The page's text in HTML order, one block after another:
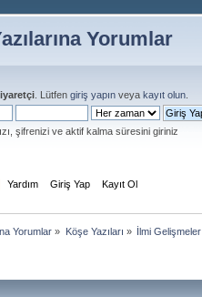
Yorumlar
. Lütfengiriş yapın veyakayıt olun
şifrenizi ve aktif kalma süresini giriniz
Yardım Giriş Yap Kayıt Ol
Yorumlar » Köşe Yazıları » İlmi Gelişmeler